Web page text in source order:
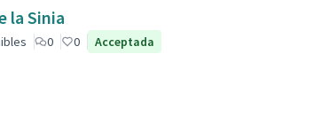
la Sinia
0 0 Acceptada